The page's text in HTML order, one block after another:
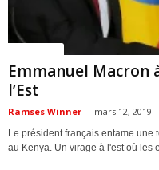
Emmanuel Macron
l’Est
Ramses Winner - mars 12, 2019
Le président français entame une
au Kenya. Un virage à l'est où les